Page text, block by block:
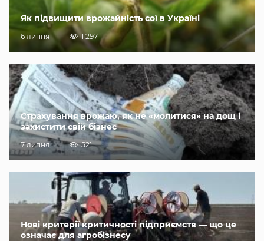
Як підвищити врожайність сої в Україні
6 липня 1 297
Страхування врожаю, як не «молитися» на дощ і
захистити свій бізнес
7 липня 521
Нові критерії критичності підприємств — що це
означає для агробізнесу